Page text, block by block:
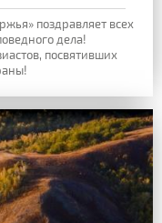
поздравляет всех
дела!
посвятивших